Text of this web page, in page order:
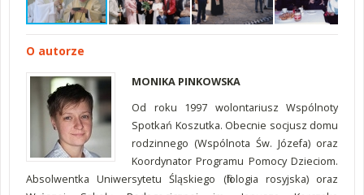
O autorze
MONIKA PINKOWSKA
Od roku 1997 wolontariusz Wspólnoty
Spotkań Koszutka. Obecnie socjusz domu
rodzinnego (Wspólnota Św. Józefa) oraz
Koordynator Programu Pomocy Dzieciom.
Absolwentka Uniwersytetu Śląskiego (filologia rosyjska) oraz